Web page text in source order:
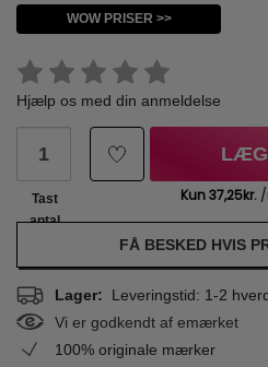
WOW PRISER >>
Hjælp os med din anmeldelse
Tast
antal
LÆG
FÅ BESKED HVIS
Lager: Leveringstid: 1-2
Vi er godkendt af emærket
100% originale mærker